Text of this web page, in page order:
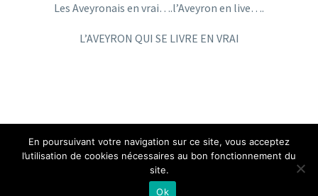
Les Aveyronais en vrai….l’Aveyron en live….
L’AVEYRON QUI SE LIVRE EN VRAI
Copyright © 2019LiveAveyron
En poursuivant votre navigation sur ce site, vous acceptez
l’utilisation de cookies nécessaires au bon fonctionnement du
site.
Ok